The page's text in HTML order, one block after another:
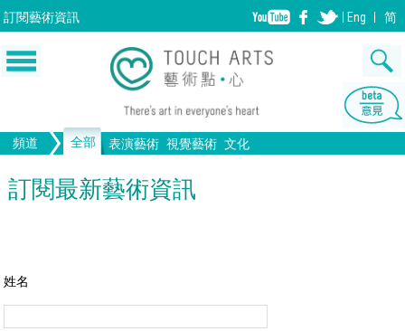
訂閱藝術資訊 Eng 简
頻道 全部 表演藝術 視覺藝術 文化
音樂 舞蹈
歌劇/音樂劇
中國戲曲
繪畫 畫圖
手工藝
雕塑
生活 文物
訂閱最新藝術資訊
姓名